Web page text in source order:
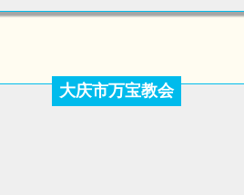
大庆市万宝教会